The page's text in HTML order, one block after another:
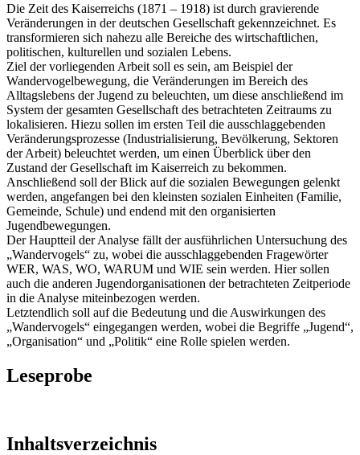
Die Zeit des Kaiserreichs (1871 – 1918) ist durch gravierende
Veränderungen in der deutschen Gesellschaft gekennzeichnet. Es
transformieren sich nahezu alle Bereiche des wirtschaftlichen,
politischen, kulturellen und sozialen Lebens.
Ziel der vorliegenden Arbeit soll es sein, am Beispiel der
Wandervogelbewegung, die Veränderungen im Bereich des
Alltagslebens der Jugend zu beleuchten, um diese anschließend im
System der gesamten Gesellschaft des betrachteten Zeitraums zu
lokalisieren. Hiezu sollen im ersten Teil die ausschlaggebenden
Veränderungsprozesse (Industrialisierung, Bevölkerung, Sektoren
der Arbeit) beleuchtet werden, um einen Überblick über den
Zustand der Gesellschaft im Kaiserreich zu bekommen.
Anschließend soll der Blick auf die sozialen Bewegungen gelenkt
werden, angefangen bei den kleinsten sozialen Einheiten (Familie,
Gemeinde, Schule) und endend mit den organisierten
Jugendbewegungen.
Der Hauptteil der Analyse fällt der ausführlichen Untersuchung des
„Wandervogels“ zu, wobei die ausschlaggebenden Fragewörter
WER, WAS, WO, WARUM und WIE sein werden. Hier sollen
auch die anderen Jugendorganisationen der betrachteten Zeitperiode
in die Analyse miteinbezogen werden.
Letztendlich soll auf die Bedeutung und die Auswirkungen des
„Wandervogels“ eingegangen werden, wobei die Begriffe „Jugend“,
„Organisation“ und „Politik“ eine Rolle spielen werden.
Leseprobe
Inhaltsverzeichnis